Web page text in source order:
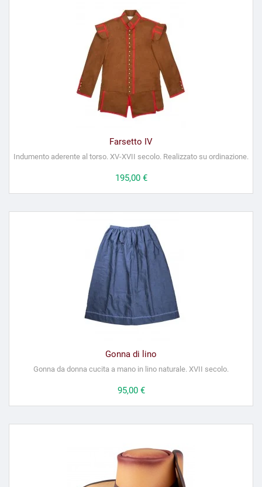
Farsetto IV
Indumento aderente al torso. XV-XVII secolo. Realizzato su ordinazione.
Prezzo
195,00 €
Gonna di lino
Gonna da donna cucita a mano in lino naturale. XVII secolo.
Prezzo
95,00 €